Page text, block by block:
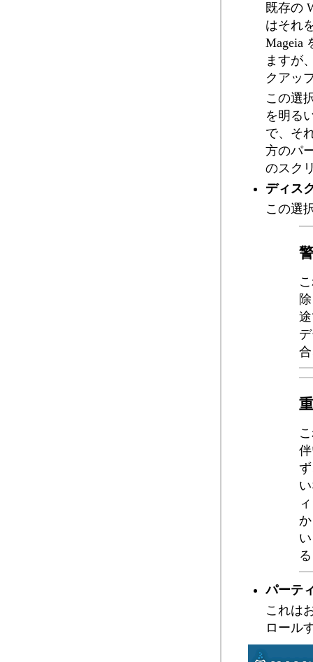
既存の
はそれ
Mageia
ますが
クアッ
この選
を明る
で、そ
方のパ
のスク
ディス
この選
パーテ
これは
ロール